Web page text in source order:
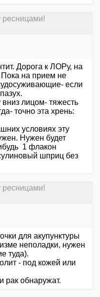
Дорога к ЛОРу, на
на прием не
если
лицом- тяжесть
точно эта хрень:
условиях эту
Нужен будет
1 флакон
шприц без
для акупунктуры
неполадки, нужен
туда).
- под кожей или
рак обнаружат.